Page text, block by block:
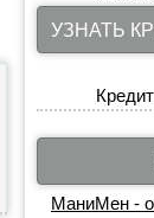
УЗНАТЬ
МаниМен -